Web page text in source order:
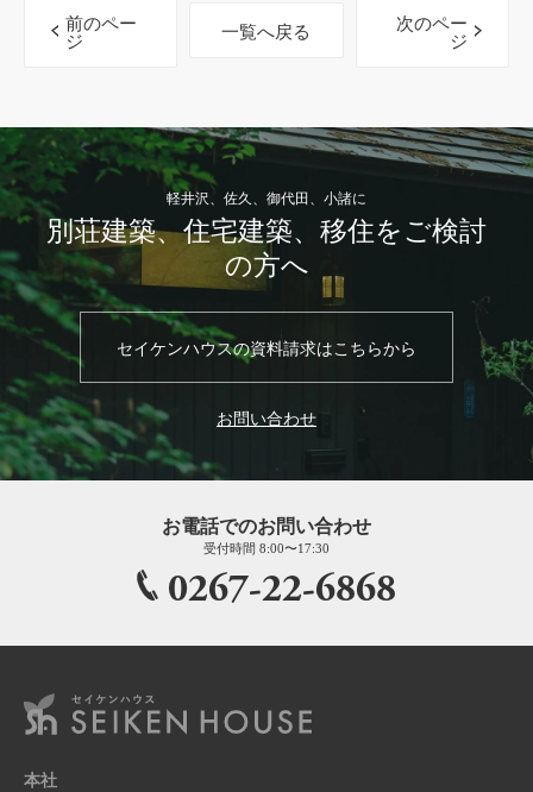
前のペー
ジ 一覧へ戻る 次のペー
ジ
軽井沢、佐久、御代田、小諸に
別荘建築、住宅建築、移住をご検討
の方へ
セイケンハウスの資料請求はこちらから
お問い合わせ
お電話でのお問い合わせ
受付時間 8:00〜17:30
0267-22-6868
本社